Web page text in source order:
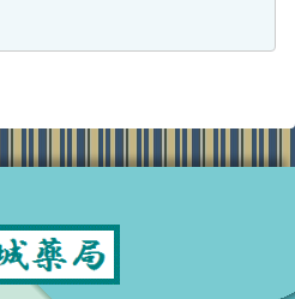
は私も）、植物はたくましいです